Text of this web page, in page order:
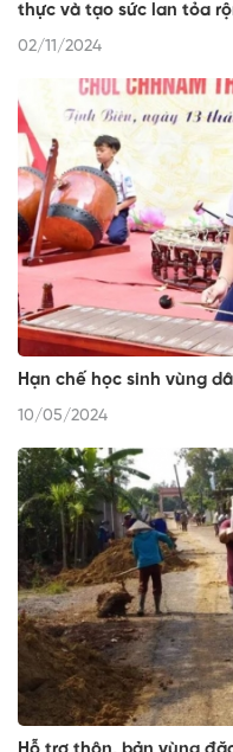
thực và tạo sức lan tỏa
02/11/2024
Hạn chế học sinh vùng
10/05/2024